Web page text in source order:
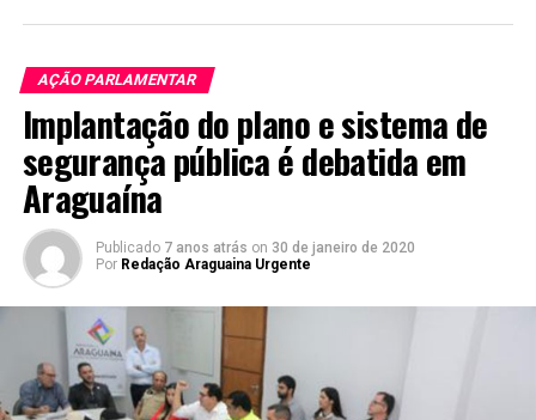
AÇÃO PARLAMENTAR
Implantação do plano e sistema de
segurança pública é debatida em
Araguaína
Publicado 7 anos atrás on 30 de janeiro de 2020
Por Redação Araguaina Urgente